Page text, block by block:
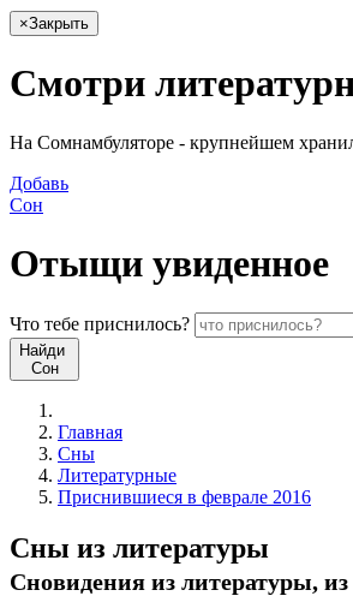
×Закрыть
Смотри
На Сомнамбуляторе - крупнейшем
Добавь
Сон
Отыщи увиденное
Что тебе приснилось?
Найди
Сон
Главная
Сны
Литературные
Приснившиеся в феврале 2016
Сны из литературы
Сновидения из литературы,